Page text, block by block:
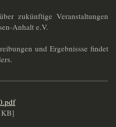
zukünftige Veranstaltungen
Anhalt e.V.
und Ergebnissse findet